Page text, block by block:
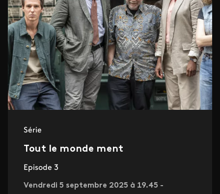
Série
Tout le monde ment
Episode 3
Vendredi 5 septembre 2025 à 19.45 -